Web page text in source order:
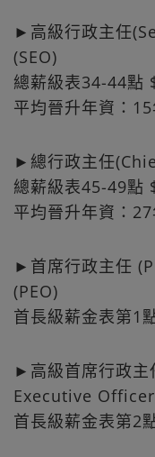
►高級行政主任
(SEO)
總薪級表34-44點
平均晉升年資：15
►總行政主任
總薪級表45-49點
平均晉升年資：27
►首席行政主任
(PEO)
首長級薪金表第1
►高級首席行政
Executive
首長級薪金表第2